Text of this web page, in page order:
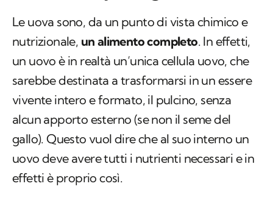
Le uova sono, da un punto di vista chimico e
nutrizionale, un alimento completo. In effetti,
un uovo è in realtà un’unica cellula uovo, che
sarebbe destinata a trasformarsi in un essere
vivente intero e formato, il pulcino, senza
alcun apporto esterno (se non il seme del
gallo). Questo vuol dire che al suo interno un
uovo deve avere tutti i nutrienti necessari e in
effetti è proprio così.